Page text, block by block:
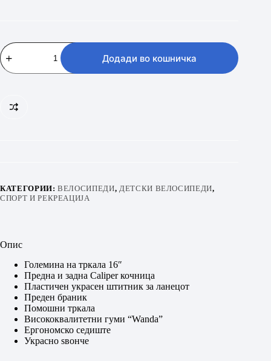
MAX
GTR
12.0
Додади во кошничка
КАТЕГОРИИ:ВЕЛОСИПЕДИ, ДЕТСКИ ВЕЛОСИПЕДИ,
СПОРТ И РЕКРЕАЦИЈА
Опис
Големина на тркала 16″
Предна и задна Caliper кочница
Пластичен украсен штитник за ланецот
Преден браник
Помошни тркала
Висококвалитетни гуми “Wanda”
Ергономско седиште
Украсно ѕвонче